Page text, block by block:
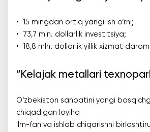
• 15 mingdan ortiq yangi ish o‘rni;
• 73,7 mln. dollarlik investitsiya;
• 18,8 mln. dollarlik yillik xizmat
“Kelajak metallari
O‘zbekiston sanoatini yangi
chiqadigan loyiha
Ilm-fan va ishlab chiqarishni